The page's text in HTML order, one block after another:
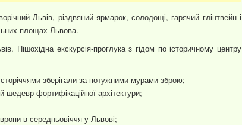
Львів, різдвяний ярмарок, солодощі, гарячий глінтвейн і
площах Львова.
Пішохідна екскурсія-проглука з гідом по історичному центру
зберігали за потужними мурами зброю;
фортифікаційної архітектури;
в середньовіччя у Львові;